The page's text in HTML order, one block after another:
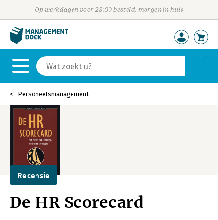
Op werkdagen voor 23:00 besteld, morgen in huis
Personeelsmanagement
Recensie
De HR Scorecard